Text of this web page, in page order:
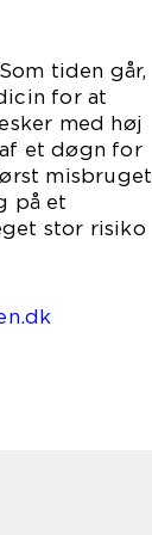
tiden går,
for at
med høj
et døgn for
misbruget
på et
stor risiko